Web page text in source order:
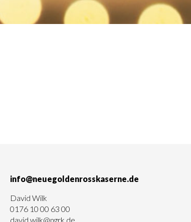
info@neuegoldenrosskaserne.de
David Wilk
0176 10 00 63 00
david.wilk@ngrk.de